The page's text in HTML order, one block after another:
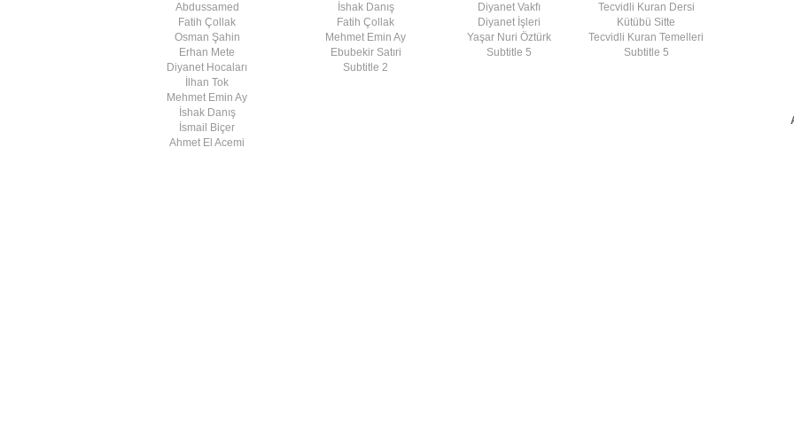
Abdussamed
Fatih Çollak
Osman Şahin
Erhan Mete
Diyanet Hocaları
İlhan Tok
Mehmet Emin Ay
İshak Danış
İsmail Biçer
Ahmet El Acemi
İshak Danış
Fatih Çollak
Mehmet Emin Ay
Ebubekir Satıri
Subtitle 2
Diyanet Vakfı
Diyanet İşleri
Yaşar Nuri Öztürk
Subtitle 5
Tecvidli Kuran Dersi
Kütübü Sitte
Tecvidli Kuran Temelleri
Subtitle 5